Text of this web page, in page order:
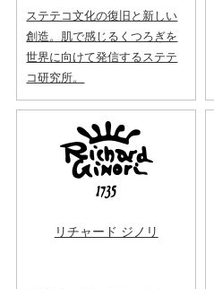
ステテコ文化の復旧と新しい
創造。肌で感じるくつろぎを
世界に向けて発信するステテ
コ研究所。
リチャード ジノリ